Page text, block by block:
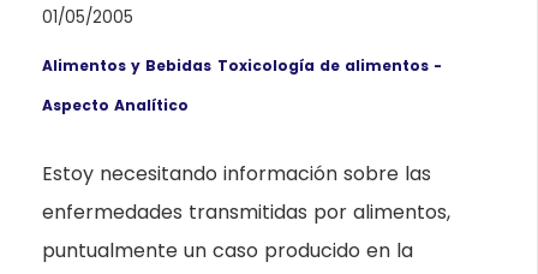
01/05/2005
Alimentos y Bebidas Toxicología de alimentos -
Aspecto Analítico
Estoy necesitando información sobre las
enfermedades transmitidas por alimentos,
puntualmente un caso producido en la